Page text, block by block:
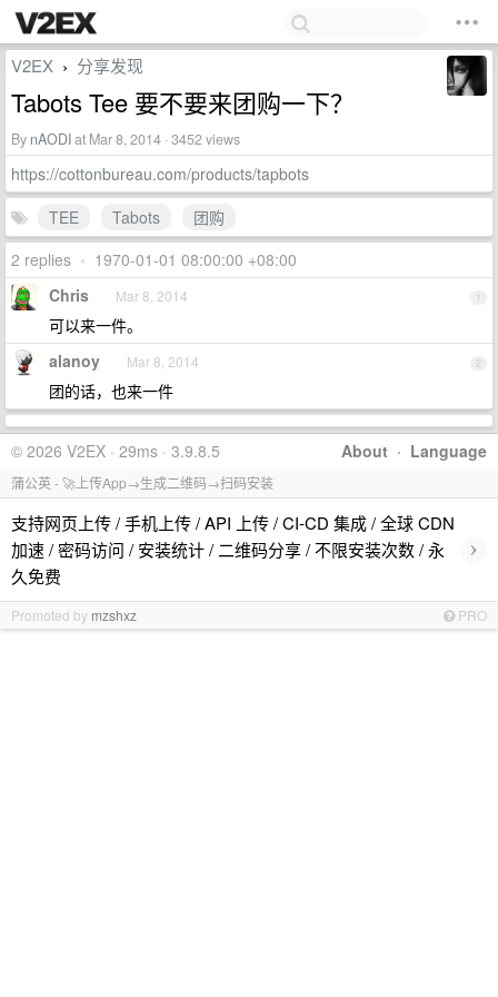
V2EX › 分享发现
Tabots Tee 要不要来团购一下？
By nAODIat Mar 8, 2014 · 3452 views
https://cottonbureau.com/products/tapbots
TEE
Tabots
团购
2 replies • 1970-01-01 08:00:00 +08:00
1
Chris Mar 8, 2014
可以来一件。
2
alanoy Mar 8, 2014
团的话，也来一件
About · Language
© 2026 V2EX · 29ms · 3.9.8.5
蒲公英 - 🚀上传App→生成二维码→扫码安装
支持网页上传 / 手机上传 / API 上传 / CI-CD 集成 / 全球 CDN
加速 / 密码访问 / 安装统计 / 二维码分享 / 不限安装次数 / 永
久免费
›
Promoted by mzshxz PRO